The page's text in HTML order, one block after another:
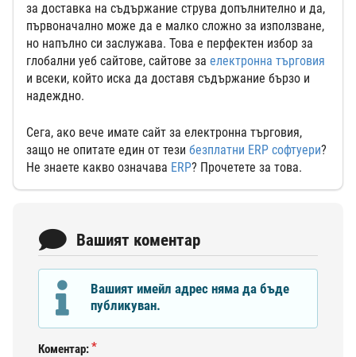
за доставка на съдържание струва допълнително и да,
първоначално може да е малко сложно за използване,
но напълно си заслужава. Това е перфектен избор за
глобални уеб сайтове, сайтове за електронна търговия
и всеки, който иска да доставя съдържание бързо и
надеждно.
Сега, ако вече имате сайт за електронна търговия,
защо не опитате един от тези безплатни ERP софтуери?
Не знаете какво означава ERP? Прочетете за това.
Вашият коментар
Вашият имейл адрес няма да бъде
публикуван.
Коментар: